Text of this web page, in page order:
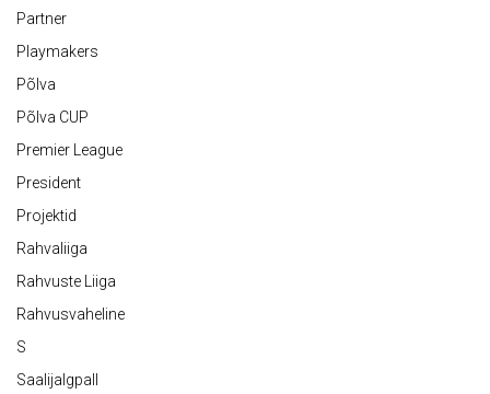
Partner
Playmakers
Põlva
Põlva CUP
Premier League
President
Projektid
Rahvaliiga
Rahvuste Liiga
Rahvusvaheline
S
Saalijalgpall